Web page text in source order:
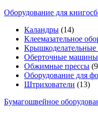
Оборудование для
Каландры (14)
Клеемазательное
Крышкоделательные
Оберточные машины
Обжимные прессы
Оборудование для
Штрихователи (13)
Бумагошвейное